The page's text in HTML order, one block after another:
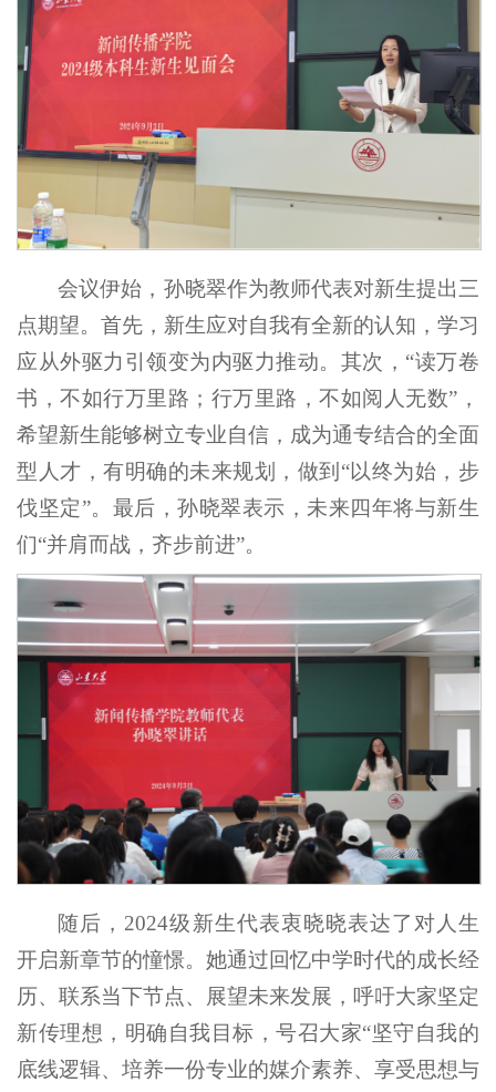
会议伊始，孙晓翠作为教师代表对新生提出三
点期望。首先，新生应对自我有全新的认知，学习
应从外驱力引领变为内驱力推动。其次，“读万卷
书，不如行万里路；行万里路，不如阅人无数”，
希望新生能够树立专业自信，成为通专结合的全面
型人才，有明确的未来规划，做到“以终为始，步
伐坚定”。最后，孙晓翠表示，未来四年将与新生
们“并肩而战，齐步前进”。
随后，2024级新生代表衷晓晓表达了对人生
开启新章节的憧憬。她通过回忆中学时代的成长经
历、联系当下节点、展望未来发展，呼吁大家坚定
新传理想，明确自我目标，号召大家“坚守自我的
底线逻辑、培养一份专业的媒介素养、享受思想与